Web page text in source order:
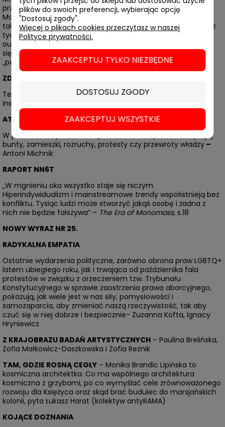
przedsiębiorcy, związkowcy, rolnicy i Obywatele RP.
Manifestacje są wyjątkowe nie tylko pod względem skali, ale
także energii, siły wizualnego i językowego przekazu. Zdjęcia z
tych protestów zostały zaprezentowane w ramach wystawy
outdoorowej w Warszawie w miejscach, w których odbywały
się te wydarzenia, na kilkanaście dni stając się ich
„pomnikami”.
ZDJĘCIE PROTESTU, ZDJĘCIE PROTESTUJĄCE
Te fotografie są nie tylko dokumentem: to także apel,
inspiracja i komentarz – Iwona Kurz
ATLAS GLOBALNYCH PROTESTÓW
W przeszłości epidemiom i pandemiom często towarzyszyły
bunty, zamieszki, rozruchy, protesty czy przewroty władzy –
Antoni Michnik
RAPORT NN6T
„W mgnieniu oka wszystko staje się niczym.
Hiperindywidualizm i mainstreamowe trendy współistnieją bez
konfliktu. Tysiąc ludzi może stworzyć jakąś osobę i żadna z
nich nie będzie fałszywa” – The Era of Monomass, s.18
NOWY WYRAZ NR 25.
RADYKALNA EMPATIA
Ostatnie wydarzenia polityczne, zarówno obrona praw LGBTQ+
latem ubiegłego roku, jak i trwająca od października fala
protestów w związku z orzeczeniem tzw. Trybunału
Konstytucyjnego w sprawie zaostrzenia prawa aborcyjnego,
pokazują, jak wiele jest w nas siły, pomysłowości i
samozaparcia, aby zmieniać naszą rzeczywistość, tak aby
czuć się w niej dobrze i bezpiecznie- Zuzanna Kofta, Ignacy
Hryniewicz
Z KRAJOBRAZU BADAŃ ARTYSTYCZNYCH – Paulina Brelińska,
Zofia Małkowicz-Daszkowska i Zofia Reznik
TAM, GDZIE ROSNĄ CEGŁY – Monika Brandic Lipińska to
kosmiczna architektka. Co ma wspólnego architektura
kosmiczna z grzybami, po co wymyślać cele zrównoważonego
rozwoju dla Księżyca oraz skąd brać budulec do marsjańskich
kolonii, pyta Łukasz Harat (kolektyw antyRAMA)
KOJĄCE DOZNANIA
plików do swoich preferencji, wybierając opcję
"Dostosuj zgody".
Więcej o plikach cookies przeczytasz w naszej
Polityce prywatności.
ZAAKCEPTUJ TYLKO NIEZBĘDNE
DOSTOSUJ ZGODY
ZAAKCEPTUJ WSZYSTKIE